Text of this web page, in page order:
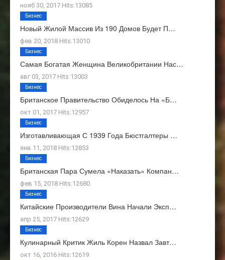
нояб 30, 2017 Hits:13085
Новый Жилой Массив Из 190 Домов Будет П…
фев 20, 2018 Hits:13010
Бизнес
Самая Богатая Женщина Великобритании Нас…
авг 03, 2017 Hits:13003
Бизнес
Британское Правительство Обиделось На «Б…
окт 01, 2017 Hits:12957
Бизнес
Изготавливающая С 1939 Года Бюстгалтеры …
янв 11, 2018 Hits:12853
Бизнес
Британская Пара Сумела «наказать» Компан…
фев 15, 2018 Hits:12680
Бизнес
Китайские Производители Вина Начали Эксп…
апр 25, 2017 Hits:12629
Бизнес
Кулинарный Критик Жиль Корен Назвал Завт…
окт 16, 2016 Hits:12619
Бизнес